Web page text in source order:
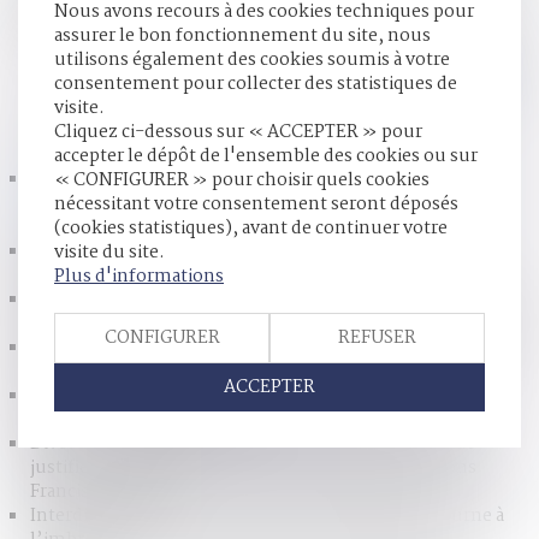
mutuelle" (testament dit "conjonctif"), dans une affaire
concernant des partenaires pacsés...Lire la suite
HISTORIQUE
Pacs : les partenaires ne peuvent pas se léguer
mutuellement tous leurs biens dans un seul et même
acte
Patrimoine : organiser sa transmission avec le pacte
Dutreil
peine correctionnelle
Je participerai à la journée du droit dans les collège le jeudi
4 octobre prochain !
Prestation compensatoire : avantage manifestement
excessif et revenus potentiels
Divorce : ne pas gérer utilement son patrimoine peut
justifier la suppression d’une rente viagère - Éditions
Francis Lefebvre
Interdiction de la GPA : quand l’inertie judiciaire tourne à
Nous avons recours à des cookies techniques pour
assurer le bon fonctionnement du site, nous
utilisons également des cookies soumis à votre
consentement pour collecter des statistiques de
visite.
Cliquez ci-dessous sur « ACCEPTER » pour
accepter le dépôt de l'ensemble des cookies ou sur
« CONFIGURER » pour choisir quels cookies
nécessitant votre consentement seront déposés
(cookies statistiques), avant de continuer votre
visite du site.
Plus d'informations
CONFIGURER
REFUSER
ACCEPTER